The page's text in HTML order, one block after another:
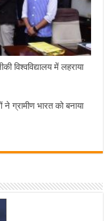
विश्वविद्यालय में लहराया
भारत को बनाया